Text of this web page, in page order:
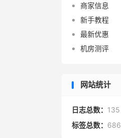
商家信息
新手教程
最新优惠
机房测评
网站统计
日志总数： 135
标签总数： 686